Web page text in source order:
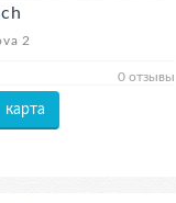
2
0 отзывы
карта